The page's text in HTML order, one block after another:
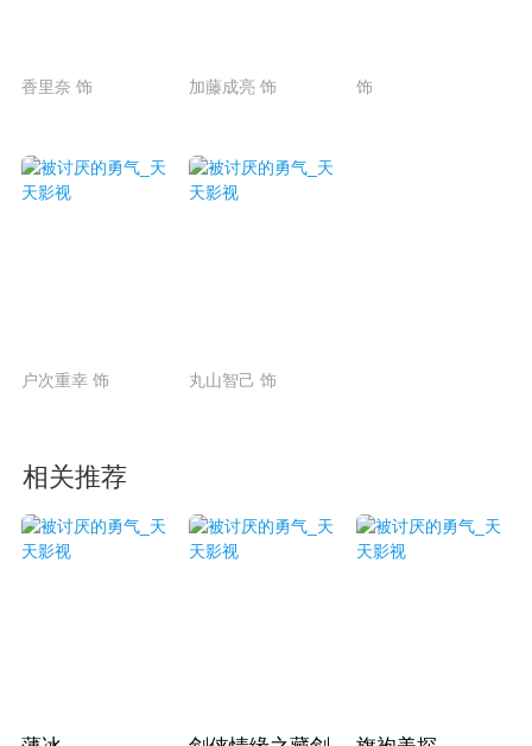
香里奈 饰 加藤成亮 饰 饰
户次重幸 饰 丸山智己 饰
相关推荐